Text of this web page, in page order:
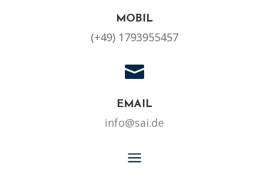
MOBIL
(+49) 1793955457

EMAIL
info@sai.de
a